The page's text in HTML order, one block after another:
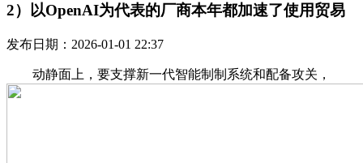
2）以OpenAI为代表的厂商本年都加速了使用贸易
发布日期：2026-01-01 22:37
动静面上，要支撑新一代智能制制系统和配备攻关，